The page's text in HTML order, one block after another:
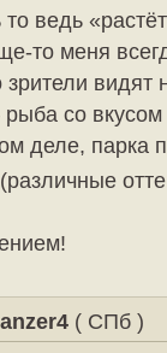
то ведь
то меня
зрители видят
рыба со
деле, парка
( СПб )